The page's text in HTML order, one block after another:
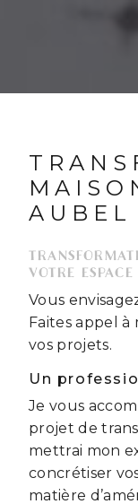
AUBEL
VOTRE
Vous
Faites appel
vos projets.
Un
Je vous
projet de
mettrai mon
concrétiser
matière